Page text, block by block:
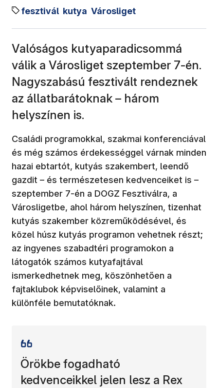
fesztivál kutya Városliget
Valóságos kutyaparadicsommá
válik a Városliget szeptember 7-én.
Nagyszabású fesztivált rendeznek
az állatbarátoknak – három
helyszínen is.
Családi programokkal, szakmai konferenciával
és még számos érdekességgel várnak minden
hazai ebtartót, kutyás szakembert, leendő
gazdit – és természetesen kedvenceiket is –
szeptember 7-én a DOGZ Fesztiválra, a
Városligetbe, ahol három helyszínen, tizenhat
kutyás szakember közreműködésével, és
közel húsz kutyás programon vehetnek részt;
az ingyenes szabadtéri programokon a
látogatók számos kutyafajtával
ismerkedhetnek meg, köszönhetően a
fajtaklubok képviselőinek, valamint a
különféle bemutatóknak.
Örökbe fogadható
kedvenceikkel jelen lesz a Rex